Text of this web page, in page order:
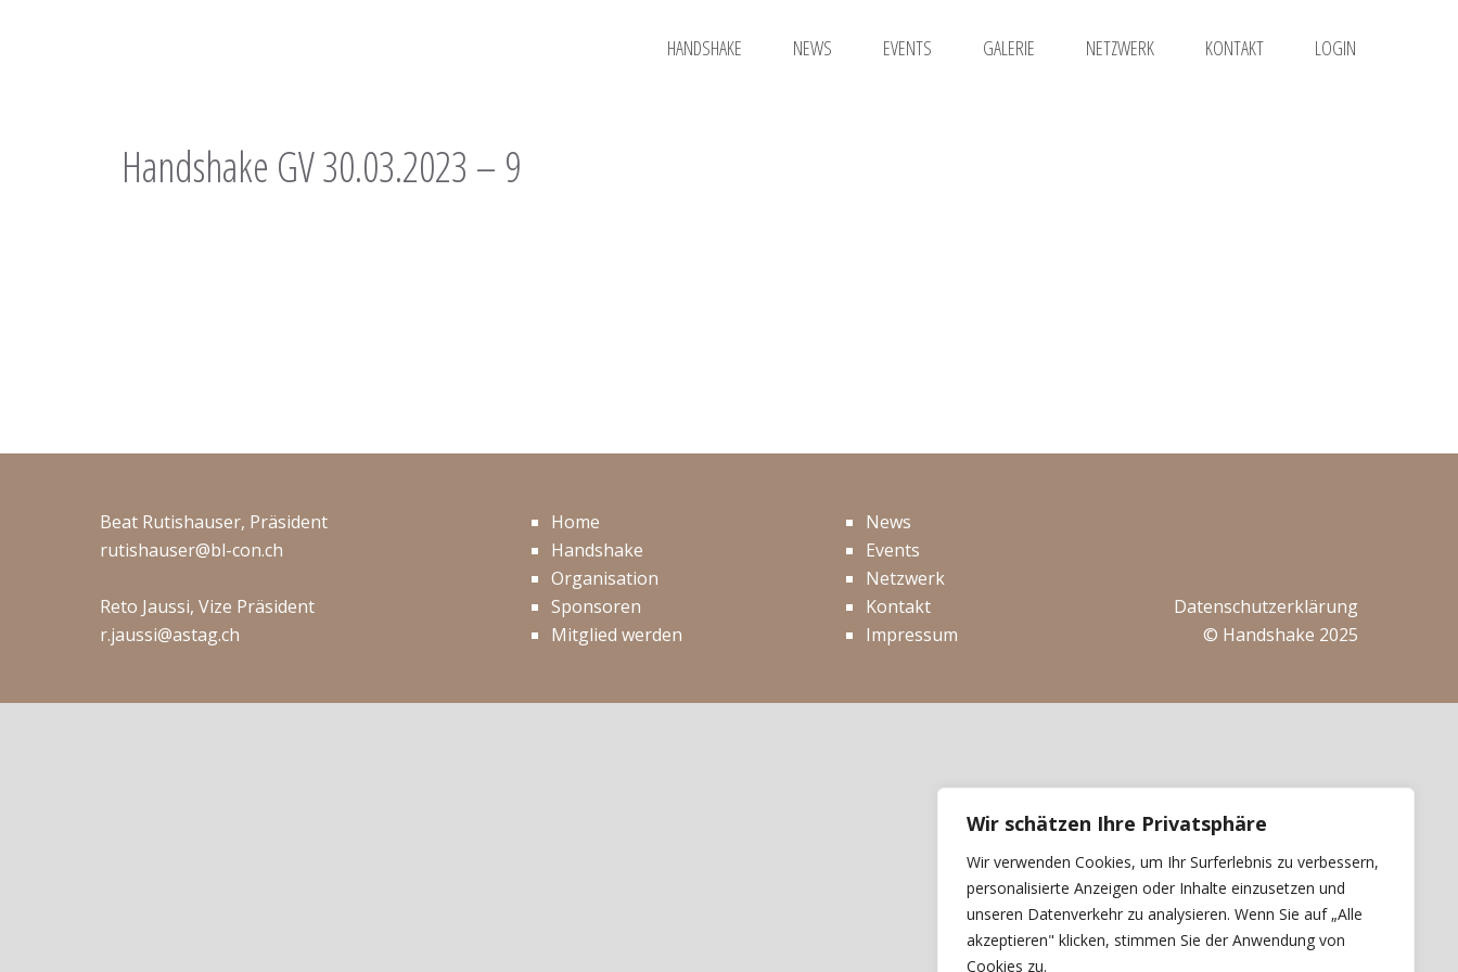
Wir schätzen Ihre Privatsphäre
Wir verwenden Cookies, um Ihr Surferlebnis zu verbessern,
personalisierte Anzeigen oder Inhalte einzusetzen und
unseren Datenverkehr zu analysieren. Wenn Sie auf „Alle
akzeptieren" klicken, stimmen Sie der Anwendung von
Cookies zu.
HANDSHAKE NEWS EVENTS GALERIE NETZWERK KONTAKT LOGIN
Handshake GV 30.03.2023 – 9
Beat Rutishauser, Präsident
rutishauser@bl-con.ch
Reto Jaussi, Vize Präsident
r.jaussi@astag.ch
Home
Handshake
Organisation
Sponsoren
Mitglied werden
News
Events
Netzwerk
Kontakt
Impressum
Datenschutzerklärung
© Handshake 2025